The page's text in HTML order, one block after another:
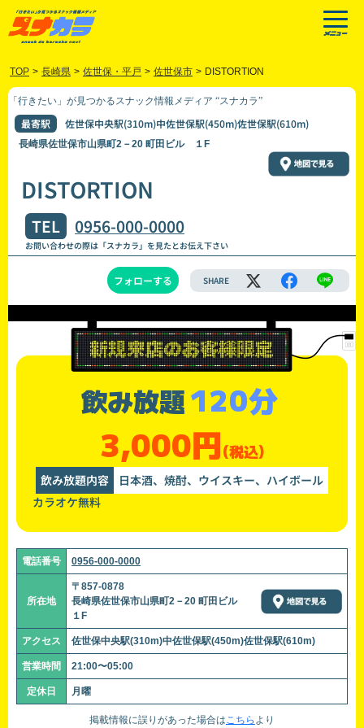
TOP > 長崎県 > 佐世保・平戸 > 佐世保市 > DISTORTION
「行きたい」が見つかるスナック情報メディア “スナカラ”
最寄駅 佐世保中央駅(310m)中佐世保駅(450m)佐世保駅(610m)
長崎県佐世保市山県町2－20 町田ビル １F
DISTORTION
TEL 0956-000-0000
お問い合わせの際は「スナカラ」を見たとお伝え下さい
フォローする SHARE
飲み放題120分
3,000円(税込)
飲み放題内容
日本酒、焼酎、ウイスキー、ハイボール
カラオケ無料
電話番号 0956-000-0000
所在地
〒857-0878
長崎県佐世保市山県町2－20 町田ビル
１F
アクセス 佐世保中央駅(310m)中佐世保駅(450m)佐世保駅(610m)
営業時間 21:00〜05:00
定休日 月曜
掲載情報に誤りがあった場合はこちら より